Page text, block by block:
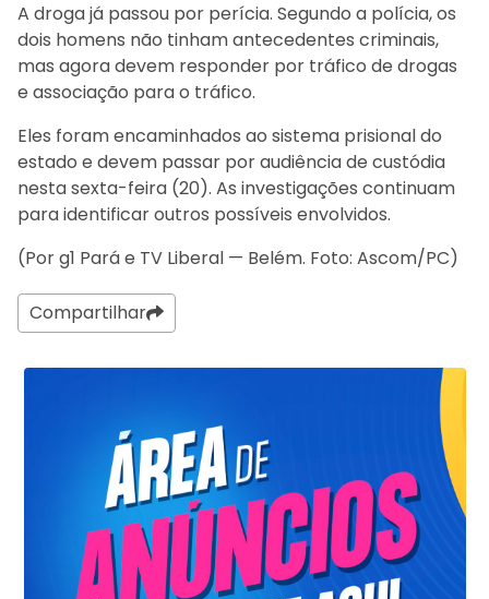
A droga já passou por perícia. Segundo a polícia, os
dois homens não tinham antecedentes criminais,
mas agora devem responder por tráfico de drogas
e associação para o tráfico.
Eles foram encaminhados ao sistema prisional do
estado e devem passar por audiência de custódia
nesta sexta-feira (20). As investigações continuam
para identificar outros possíveis envolvidos.
(Por g1 Pará e TV Liberal — Belém. Foto: Ascom/PC)
Compartilhar